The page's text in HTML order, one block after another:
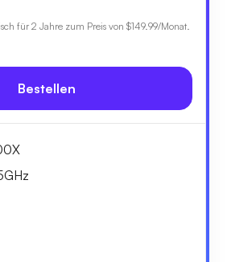
für 2 Jahre zum Preis von $149.99/Monat.
Bestellen